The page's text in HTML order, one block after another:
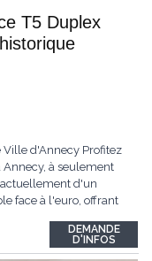
T5 Duplex
Ville d'Annecy Profitez
Annecy, à seulement
actuellement d'un
face à l'euro, offrant
immobiliers les
DEMANDE
D'INFOS